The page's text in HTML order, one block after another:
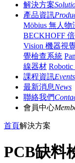
解決方案
產品資訊
Möbius 無人物
BECKHOFF
Vision 機器視
覺檢查系統
線器材 Robotic
課程資訊Events
最新消息News
聯絡我們
會員中心
首頁解決方案
PCB缺料